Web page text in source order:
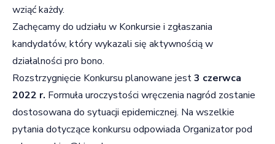
wziąć każdy.
Zachęcamy do udziału w Konkursie i zgłaszania
kandydatów, który wykazali się aktywnością w
działalności pro bono.
Rozstrzygnięcie Konkursu planowane jest3 czerwca
2022 r. Formuła uroczystości wręczenia nagród zostanie
dostosowana do sytuacji epidemicznej. Na wszelkie
pytania dotyczące konkursu odpowiada Organizator pod